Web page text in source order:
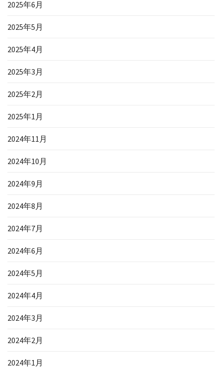
2025年6月
2025年5月
2025年4月
2025年3月
2025年2月
2025年1月
2024年11月
2024年10月
2024年9月
2024年8月
2024年7月
2024年6月
2024年5月
2024年4月
2024年3月
2024年2月
2024年1月